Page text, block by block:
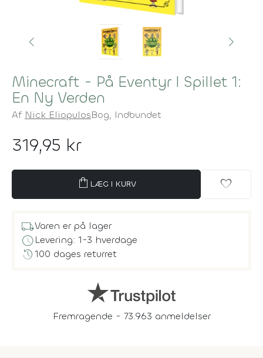
Minecraft - På Eventyr I Spillet 1:
En Ny Verden
Af Nick EliopulosBog, Indbundet
319,95 kr
shopping_bag LÆG I KURV favorite
local_shippingVaren er på lager
scheduleLevering: 1-3 hverdage
history100 dages returret
Fremragende - 73.963 anmeldelser